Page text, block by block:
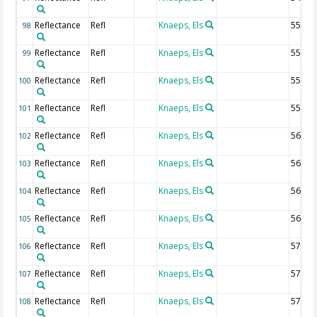
98 Reflectance Refl Knaeps, Els 550
99 Reflectance Refl Knaeps, Els 552.5
100 Reflectance Refl Knaeps, Els 555
101 Reflectance Refl Knaeps, Els 557.5
102 Reflectance Refl Knaeps, Els 560
103 Reflectance Refl Knaeps, Els 562.5
104 Reflectance Refl Knaeps, Els 565
105 Reflectance Refl Knaeps, Els 567.5
106 Reflectance Refl Knaeps, Els 570
107 Reflectance Refl Knaeps, Els 572.5
108 Reflectance Refl Knaeps, Els 575